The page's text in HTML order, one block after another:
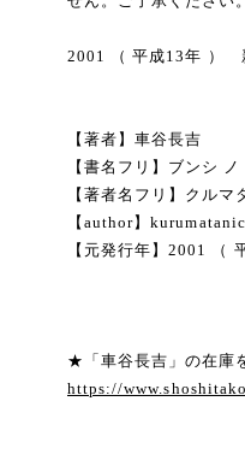
2001 （ 平成13年
【著者】車谷長吉
【書名フリ】ブンシ
【著者名フリ】クルマ
【author】
【元発行年】2001 （
★「車谷長吉」の在庫
https://